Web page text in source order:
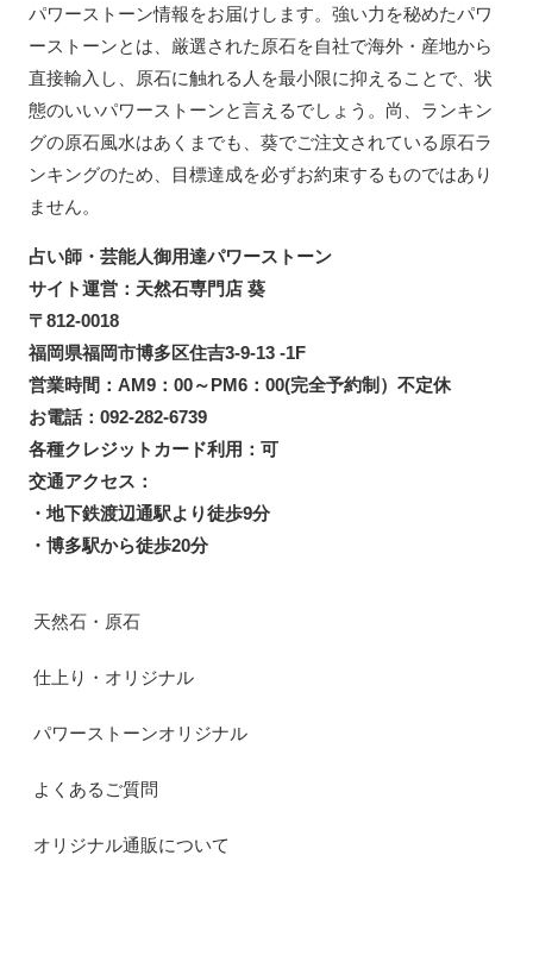
パワーストーン情報をお届けします。強い力を秘めたパワ
ーストーンとは、厳選された原石を自社で海外・産地から
直接輸入し、原石に触れる人を最小限に抑えることで、状
態のいいパワーストーンと言えるでしょう。尚、ランキン
グの原石風水はあくまでも、葵でご注文されている原石ラ
ンキングのため、目標達成を必ずお約束するものではあり
ません。
占い師・芸能人御用達パワーストーン
サイト運営：天然石専門店 葵
〒812-0018
福岡県福岡市博多区住吉3-9-13 -1F
営業時間：AM9：00～PM6：00(完全予約制）不定休
お電話：092-282-6739
各種クレジットカード利用：可
交通アクセス：
・地下鉄渡辺通駅より徒歩9分
・博多駅から徒歩20分
天然石・原石
仕上り・オリジナル
パワーストーンオリジナル
よくあるご質問
オリジナル通販について